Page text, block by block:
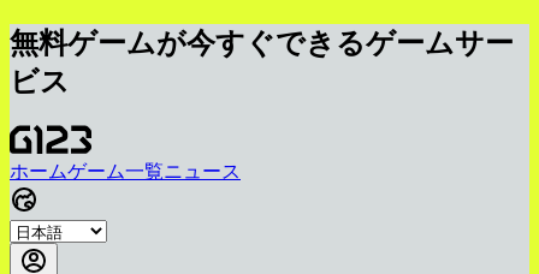
無料ゲームが今すぐできるゲームサー
ビス
ホームゲーム一覧ニュース